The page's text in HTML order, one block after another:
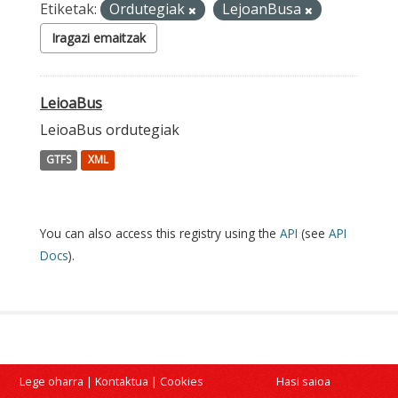
Etiketak: Ordutegiak LejoanBusa
Iragazi emaitzak
LeioaBus
LeioaBus ordutegiak
GTFS XML
You can also access this registry using the API (see API
Docs).
Lege oharra | Kontaktua | Cookies Hasi saioa